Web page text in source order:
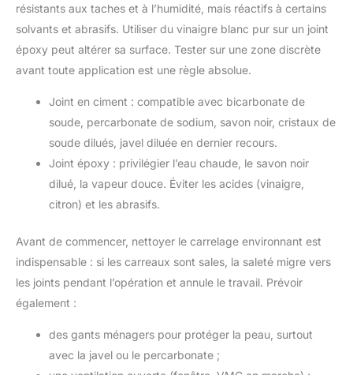
résistants aux taches et à l’humidité, mais réactifs à certains
solvants et abrasifs. Utiliser du vinaigre blanc pur sur un joint
époxy peut altérer sa surface. Tester sur une zone discrète
avant toute application est une règle absolue.
Joint en ciment : compatible avec bicarbonate de
soude, percarbonate de sodium, savon noir, cristaux de
soude dilués, javel diluée en dernier recours.
Joint époxy : privilégier l’eau chaude, le savon noir
dilué, la vapeur douce. Éviter les acides (vinaigre,
citron) et les abrasifs.
Avant de commencer, nettoyer le carrelage environnant est
indispensable : si les carreaux sont sales, la saleté migre vers
les joints pendant l’opération et annule le travail. Prévoir
également :
des gants ménagers pour protéger la peau, surtout
avec la javel ou le percarbonate ;